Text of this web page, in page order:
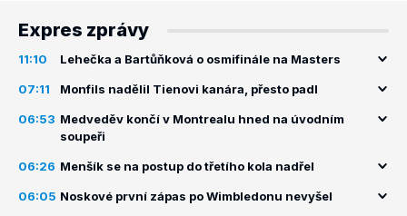
Expres zprávy
11:10 Lehečka a Bartůňková o osmifinále na Masters
07:11 Monfils nadělil Tienovi kanára, přesto padl
06:53 Medveděv končí v Montrealu hned na úvodním
soupeři
06:26 Menšík se na postup do třetího kola nadřel
06:05 Noskové první zápas po Wimbledonu nevyšel